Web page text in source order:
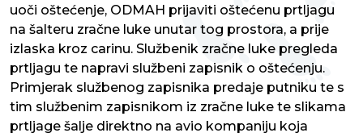
uoči oštećenje, ODMAH prijaviti oštećenu prtljagu
na šalteru zračne luke unutar tog prostora, a prije
izlaska kroz carinu. Službenik zračne luke pregleda
prtljagu te napravi službeni zapisnik o oštećenju.
Primjerak službenog zapisnika predaje putniku te s
tim službenim zapisnikom iz zračne luke te slikama
prtljage šalje direktno na avio kompaniju koja